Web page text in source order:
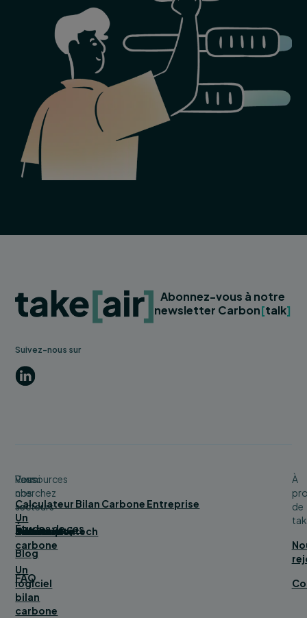
Suivez-nous sur
LinkedIn
Abonnez-vous à notre
newsletter Carbon[talk]
Vous
cherchez
Un
bilan
carbone
Un
logiciel
bilan
carbone
Parmi
nos
secteurs
Bâtiment
Service
Tourisme
Distribution
Industrie
Numérique/tech
Collectivité
Ressources
Calculateur Bilan Carbone Entreprise
Études de cas
Blog
FAQ
À
de